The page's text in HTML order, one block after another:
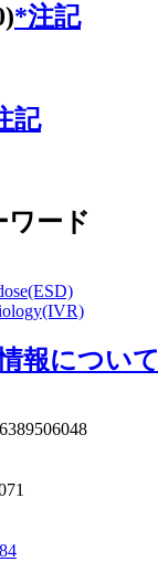
*注記
記
ワード
報について